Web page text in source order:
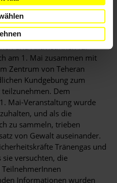
und AktivistInnen für
am 1. Mai zusammen mit
Zentrum von Teheran
Kundgebung zum
Dem
Mai-Veranstaltung wurde
und als die
zu sammeln, trieben
von Gewalt auseinander.
Tränengas und
versuchten, die
Informationen wurden